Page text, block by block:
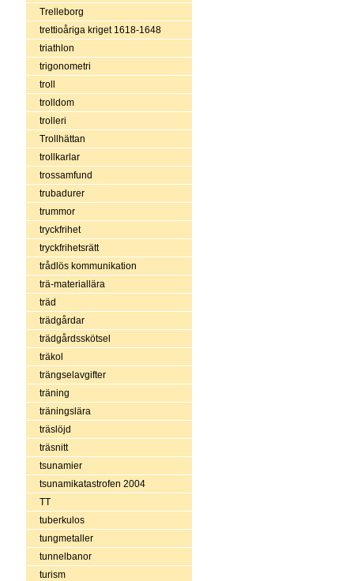
Trelleborg
trettioåriga kriget 1618-1648
triathlon
trigonometri
troll
trolldom
trolleri
Trollhättan
trollkarlar
trossamfund
trubadurer
trummor
tryckfrihet
tryckfrihetsrätt
trådlös kommunikation
trä-materiallära
träd
trädgårdar
trädgårdsskötsel
träkol
trängselavgifter
träning
träningslära
träslöjd
träsnitt
tsunamier
tsunamikatastrofen 2004
TT
tuberkulos
tungmetaller
tunnelbanor
turism